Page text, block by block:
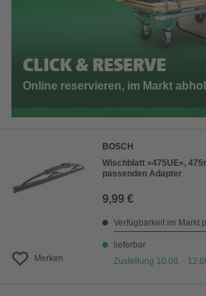
CLICK & RESERVE
Online reservieren, im Markt
Merken
BOSCH
Wischblatt »475UE«,
passenden Adapter
9,99 €
Verfügbarkeit im Markt
lieferbar
Zustellung 10.08. -